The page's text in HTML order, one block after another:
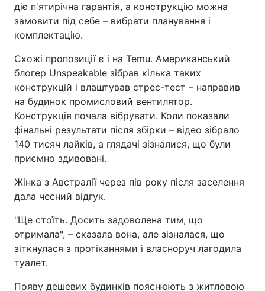
діє п'ятирічна гарантія, а конструкцію можна
замовити під себе – вибрати планування і
комплектацію.
Схожі пропозиції є і на Temu. Американський
блогер Unspeakable зібрав кілька таких
конструкцій і влаштував стрес-тест – направив
на будинок промисловий вентилятор.
Конструкція почала вібрувати. Коли показали
фінальні результати після збірки – відео зібрало
140 тисяч лайків, а глядачі зізналися, що були
приємно здивовані.
Жінка з Австралії через пів року після заселення
дала чесний відгук.
"Ще стоїть. Досить задоволена тим, що
отримала", – сказала вона, але зізналася, що
зіткнулася з протіканнями і власноруч лагодила
туалет.
Появу дешевих будинків пояснюють з житловою